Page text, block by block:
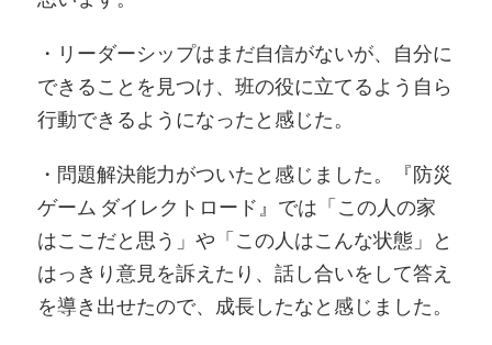
・リーダーシップはまだ自信がないが、自分に
できることを見つけ、班の役に立てるよう自ら
行動できるようになったと感じた。
・問題解決能力がついたと感じました。『防災
ゲーム ダイレクトロード』では「この人の家
はここだと思う」や「この人はこんな状態」と
はっきり意見を訴えたり、話し合いをして答え
を導き出せたので、成長したなと感じました。